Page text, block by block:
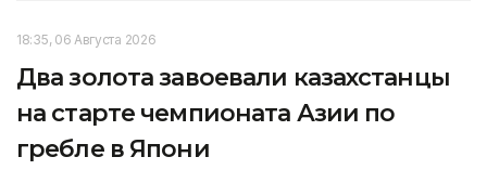
18:35, 06 Августа 2026
Два золота завоевали казахстанцы
на старте чемпионата Азии по
гребле в Япони